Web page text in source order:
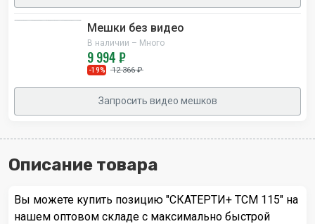
Мешки без видео
В наличии – Много
9 994 ₽
-19% 12 366 ₽
Запросить видео мешков
Описание товара
Вы можете купить позицию "СКАТЕРТИ+ TCM 115" на
нашем оптовом складе с максимально быстрой